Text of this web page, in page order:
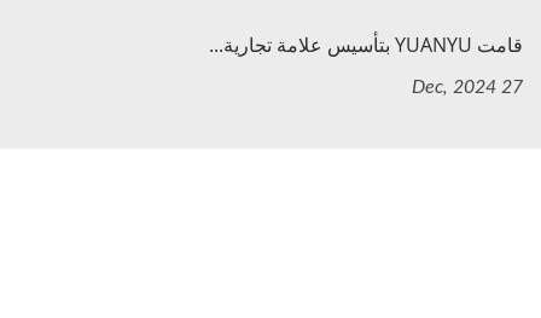
قامت YUANYU بتأسيس علامة تجارية...
27 Dec, 2024